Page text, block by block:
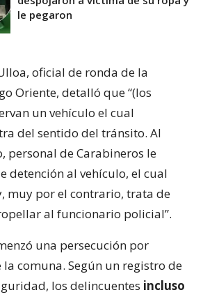
le pegaron
oficial de ronda de la
Oriente, detalló que “(los
un vehículo el cual
del sentido del tránsito. Al
personal de Carabineros le
detención al vehículo, el cual
muy por el contrario, trata de
al funcionario policial”.
una persecución por
comuna. Según un registro de
los delincuentes incluso